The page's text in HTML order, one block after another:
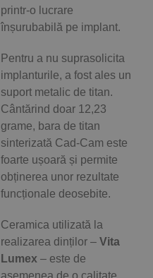
printr-o lucrare
înșurubabilă pe implant.
Pentru a nu suprasolicita
implanturile, a fost ales un
suport metalic de titan.
Cântărind doar 12,23
grame, bara de titan
sinterizată Cad-Cam este
foarte ușoară și permite
obținerea unor rezultate
funcționale deosebite.
Ceramica utilizată la
realizarea dinților – Vita
Lumex – este de
asemenea de o calitate